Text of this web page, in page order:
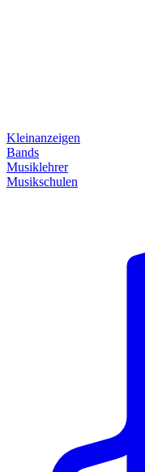
Kleinanzeigen
Bands
Musiklehrer
Musikschulen